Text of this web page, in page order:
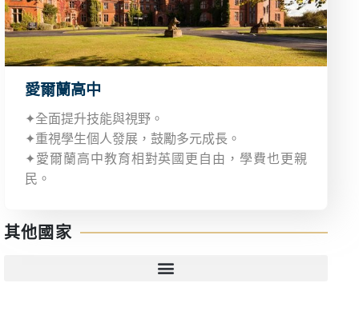
愛爾蘭高中
✦全面提升技能與視野。
✦重視學生個人發展，鼓勵多元成長。
✦愛爾蘭高中教育相對英國更自由，學費也更親
民。
其他國家